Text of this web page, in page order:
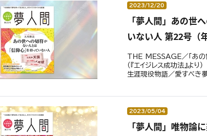
2023/12/20
「夢人間」あの世
いない人 第22号（
THE MESSAGE／「あの
（『エイジレス成功法』より）
生涯現役物語／愛すべき
2023/05/04
「夢人間」唯物論